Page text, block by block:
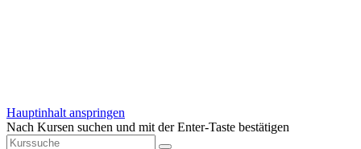
Hauptinhalt anspringen
Nach Kursen suchen und mit der Enter-Taste bestätigen